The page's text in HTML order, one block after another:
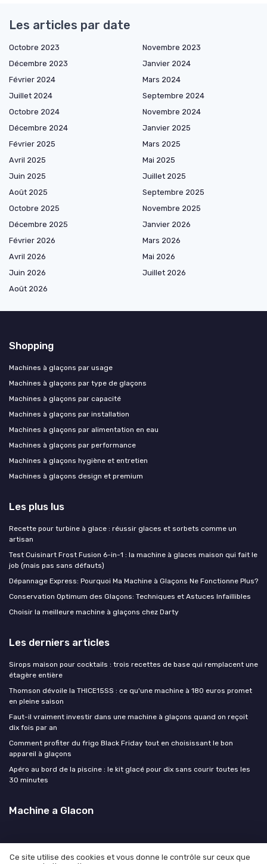
Les articles par date
Octobre 2023
Novembre 2023
Décembre 2023
Janvier 2024
Février 2024
Mars 2024
Juillet 2024
Septembre 2024
Octobre 2024
Novembre 2024
Décembre 2024
Janvier 2025
Février 2025
Mars 2025
Avril 2025
Mai 2025
Juin 2025
Juillet 2025
Août 2025
Septembre 2025
Octobre 2025
Novembre 2025
Décembre 2025
Janvier 2026
Février 2026
Mars 2026
Avril 2026
Mai 2026
Juin 2026
Juillet 2026
Août 2026
Shopping
Machines à glaçons par usage
Machines à glaçons par type de glaçons
Machines à glaçons par capacité
Machines à glaçons par installation
Machines à glaçons par alimentation en eau
Machines à glaçons par performance
Machines à glaçons hygiène et entretien
Machines à glaçons design et premium
Les plus lus
Recette pour turbine à glace : réussir glaces et sorbets comme un
artisan
Test Cuisinart Frost Fusion 6-in-1 : la machine à glaces maison qui fait le
job (mais pas sans défauts)
Dépannage Express: Pourquoi Ma Machine à Glaçons Ne Fonctionne Plus?
Conservation Optimum des Glaçons: Techniques et Astuces Infaillibles
Choisir la meilleure machine à glaçons chez Darty
Les derniers articles
Sirops maison pour cocktails : trois recettes de base qui remplacent une
étagère entière
Thomson dévoile la THICE15SS : ce qu'une machine à 180 euros promet
en pleine saison
Faut-il vraiment investir dans une machine à glaçons quand on reçoit
dix fois par an
Comment profiter du frigo Black Friday tout en choisissant le bon
appareil à glaçons
Apéro au bord de la piscine : le kit glacé pour dix sans courir toutes les
30 minutes
Machine a Glacon
Ce site utilise des cookies et vous donne le contrôle sur ceux que